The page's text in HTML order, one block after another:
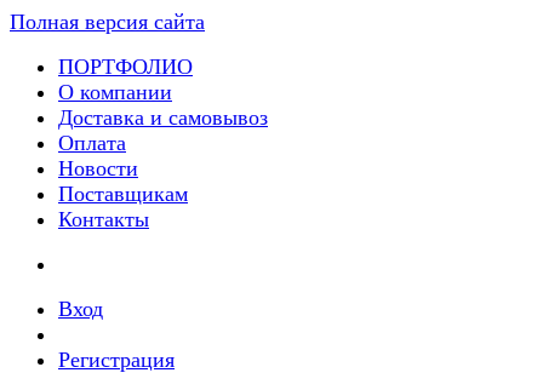
Полная версия сайта
ПОРТФОЛИО
О компании
Доставка и самовывоз
Оплата
Новости
Поставщикам
Контакты
Вход
Регистрация